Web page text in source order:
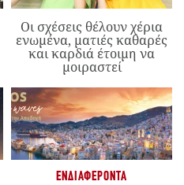
Οι σχέσεις θέλουν χέρια
ενωμένα, ματιές καθαρές
και καρδιά έτοιμη να
μοιραστεί
ΕΝΔΙΑΦΈΡΟΝΤΑ